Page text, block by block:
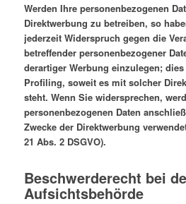
Werden Ihre personenbezogenen
Direktwerbung zu betreiben, so
jederzeit Widerspruch gegen die
betreffender personenbezogener
derartiger Werbung einzulegen;
Profiling, soweit es mit solcher
steht. Wenn Sie widersprechen,
personenbezogenen Daten
Zwecke der Direktwerbung
21 Abs. 2 DSGVO).
Beschwerderecht bei
Aufsichtsbehörde